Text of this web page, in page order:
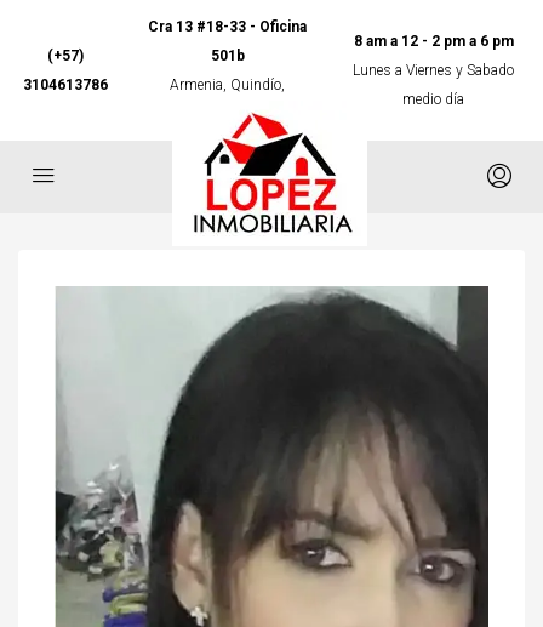
(+57)
3104613786
Cra 13 #18-33 - Oficina
501b
Armenia, Quindío,
Colombia
8 am a 12 - 2 pm a 6 pm
Lunes a Viernes y Sabado
medio día